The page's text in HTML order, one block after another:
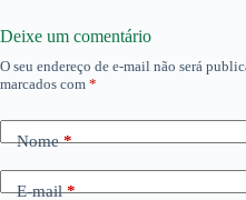
Deixe um comentário
O seu endereço de e-mail não será
marcados com *
Nome*
E-mail*